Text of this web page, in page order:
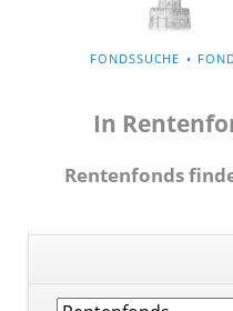
NAVIGATION
FONDSSUCHE
In
Rentenfonds